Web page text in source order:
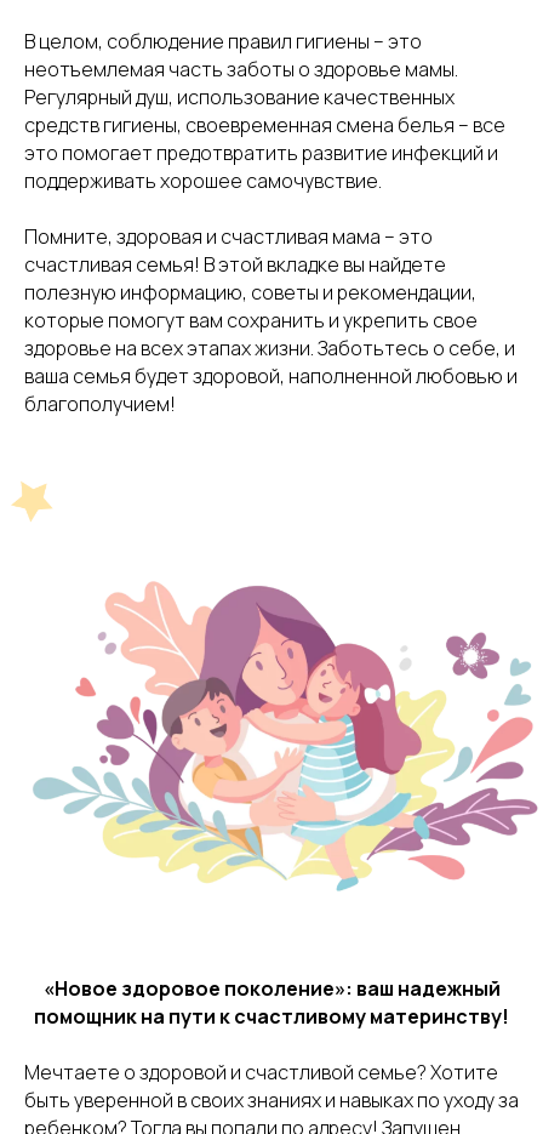
В целом, соблюдение правил гигиены – это
неотъемлемая часть заботы о здоровье мамы.
Регулярный душ, использование качественных
средств гигиены, своевременная смена белья – все
это помогает предотвратить развитие инфекций и
поддерживать хорошее самочувствие.
Помните, здоровая и счастливая мама – это
счастливая семья! В этой вкладке вы найдете
полезную информацию, советы и рекомендации,
которые помогут вам сохранить и укрепить свое
здоровье на всех этапах жизни. Заботьтесь о себе, и
ваша семья будет здоровой, наполненной любовью и
благополучием!
«Новое здоровое поколение»: ваш надежный
помощник на пути к счастливому материнству!
Мечтаете о здоровой и счастливой семье? Хотите
быть уверенной в своих знаниях и навыках по уходу за
ребенком? Тогда вы попали по адресу! Запущен